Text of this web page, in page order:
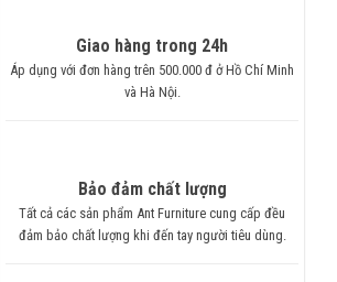
Giao hàng trong 24h
Áp dụng với đơn hàng trên 500.000 đ ở Hồ Chí Minh
và Hà Nội.
Bảo đảm chất lượng
Tất cả các sản phẩm Ant Furniture cung cấp đều
đảm bảo chất lượng khi đến tay người tiêu dùng.